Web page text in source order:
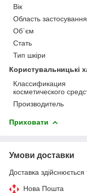
Вік
Область застосування
Об`єм
Стать
Тип шкіри
Користувальницькі
Классификация
косметического
Производитель
Приховати
Умови доставки
Доставка здійснюється
Нова Пошта